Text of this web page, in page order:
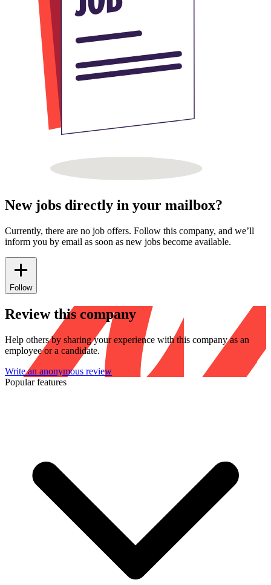
New jobs directly in your mailbox?
Currently, there are no job offers. Follow this company, and we’ll
inform you by email as soon as new jobs become available.
Follow
Review this company
Help others by sharing your experience with this company as an
employee or a candidate.
Write an anonymous review
Popular features